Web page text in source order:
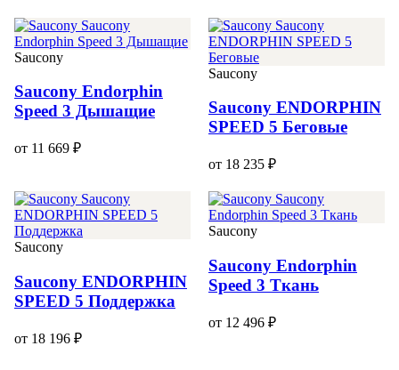
Saucony
Saucony Endorphin
Speed 3 Дышащие
от 11 669 ₽
Saucony
Saucony ENDORPHIN
SPEED 5 Беговые
от 18 235 ₽
Saucony
Saucony ENDORPHIN
SPEED 5 Поддержка
от 18 196 ₽
Saucony
Saucony Endorphin
Speed 3 Ткань
от 12 496 ₽